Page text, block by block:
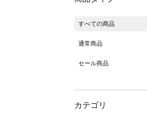
すべての商品
通常商品
セール商品
カテゴリ